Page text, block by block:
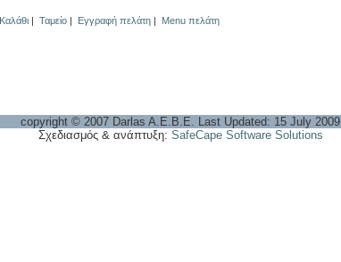
Καλάθι Ταμείο Εγγραφή πελάτη Menu πελάτη
copyright © 2007 Darlas A.E.B.E. Last Updated: 15 July 2009
Σχεδιασμός & ανάπτυξη: SafeCape Software Solutions